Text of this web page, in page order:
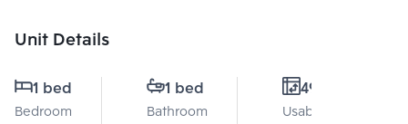
Unit Details
1 bed
Bedroom
1 bed
Bathroom
49 Sq.m.
Usable area